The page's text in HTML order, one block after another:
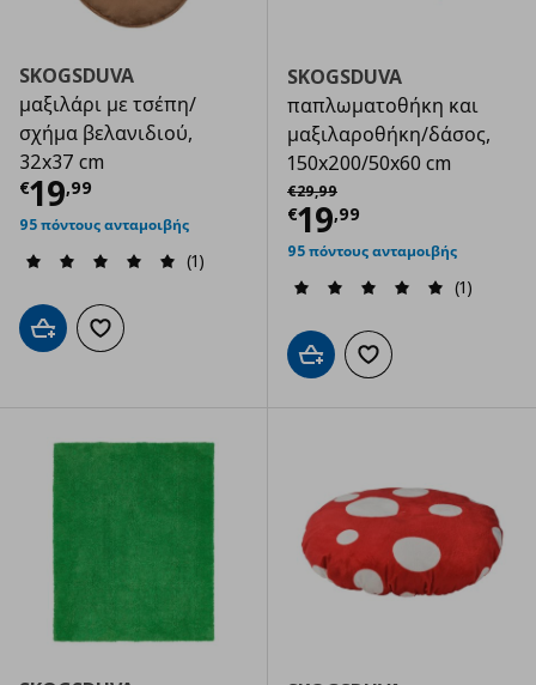
SKOGSDUVA
μαξιλάρι με τσέπη/
σχήμα βελανιδιού,
32x37 cm
€19,99
Τρέχουσα τιμή € 19,99
95 πόντους ανταμοιβής
(1)
Προσθήκη στο καλάθι
Προσθήκη στα αγαπημένα
SKOGSDUVA
παπλωματοθήκη και
μαξιλαροθήκη/δάσος,
150x200/50x60 cm
€29,99
Αρχική τιμή
€19,99
Τρέχουσα
95 πόντους ανταμοιβής
(1)
Προσθήκη στο καλάθι
Προσθήκη στα